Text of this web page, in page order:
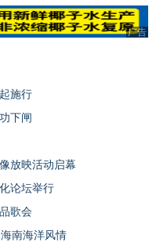
广告
施行
下闸
放映活动启幕
论坛举行
歌会
南海洋风情